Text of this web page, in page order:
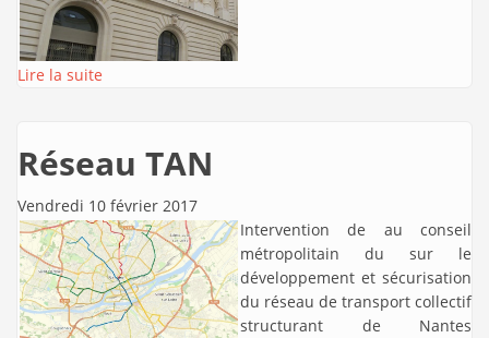
Lire la suite
Réseau TAN
Vendredi 10 février 2017
Intervention de au conseil
métropolitain du sur le
développement et sécurisation
du réseau de transport collectif
structurant de Nantes